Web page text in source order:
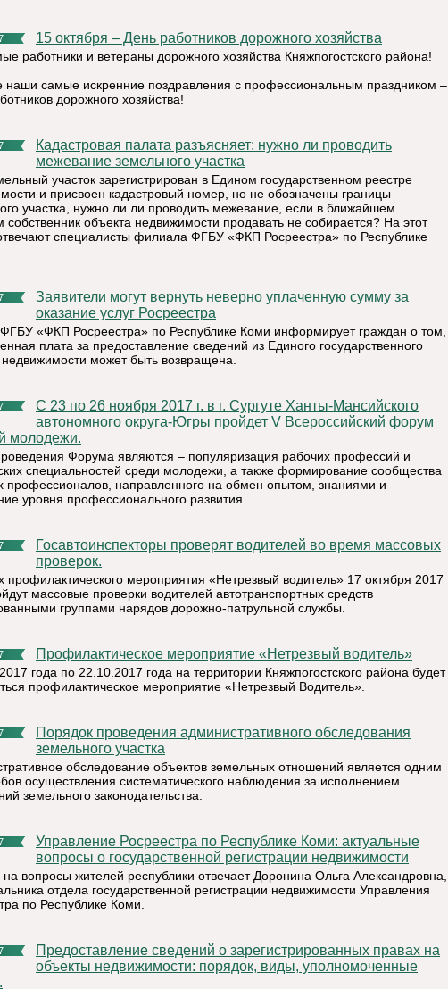
15 октября – День работников дорожного хозяйства
работники и ветераны дорожного хозяйства Княжпогостского района!
наши самые искренние поздравления с профессиональным праздником –
дорожного хозяйства!
Кадастровая палата разъясняет: нужно ли проводить
межевание земельного участка
участок зарегистрирован в Едином государственном реестре
и присвоен кадастровый номер, но не обозначены границы
участка, нужно ли ли проводить межевание, если в ближайшем
объекта недвижимости продавать не собирается? На этот
специалисты филиала ФГБУ «ФКП Росреестра» по Республике
Заявители могут вернуть неверно уплаченную сумму за
оказание услуг Росреестра
«ФКП Росреестра» по Республике Коми информирует граждан о том,
плата за предоставление сведений из Единого государственного
недвижимости может быть возвращена.
С 23 по 26 ноября 2017 г. в г. Сургуте Ханты-Мансийского
автономного округа-Югры пройдет V Всероссийский форум
молодежи.
Форума являются – популяризация рабочих профессий и
специальностей среди молодежи, а также формирование сообщества
профессионалов, направленного на обмен опытом, знаниями и
уровня профессионального развития.
Госавтоинспекторы проверят водителей во время массовых
проверок.
профилактического мероприятия «Нетрезвый водитель» 17 октября 2017
массовые проверки водителей автотранспортных средств
группами нарядов дорожно-патрульной службы.
Профилактическое мероприятие «Нетрезвый водитель»
года по 22.10.2017 года на территории Княжпогостского района будет
профилактическое мероприятие «Нетрезвый Водитель».
Порядок проведения административного обследования
земельного участка
обследование объектов земельных отношений является одним
осуществления систематического наблюдения за исполнением
земельного законодательства.
Управление Росреестра по Республике Коми: актуальные
вопросы о государственной регистрации недвижимости
вопросы жителей республики отвечает Доронина Ольга Александровна,
отдела государственной регистрации недвижимости Управления
по Республике Коми.
Предоставление сведений о зарегистрированных правах на
объекты недвижимости: порядок, виды, уполномоченные